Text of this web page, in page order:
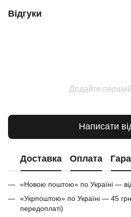
Відгуки
Додайте перший
Написати
Доставка Оплата
«Новою поштою» по Україні —
«Укрпоштою» по Україні — 45
передоплаті)